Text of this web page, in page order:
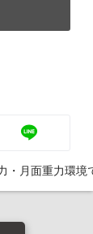
・月面重力環境